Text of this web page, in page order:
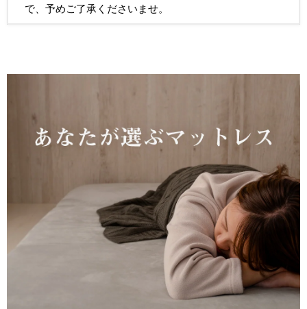
で、予めご了承くださいませ。